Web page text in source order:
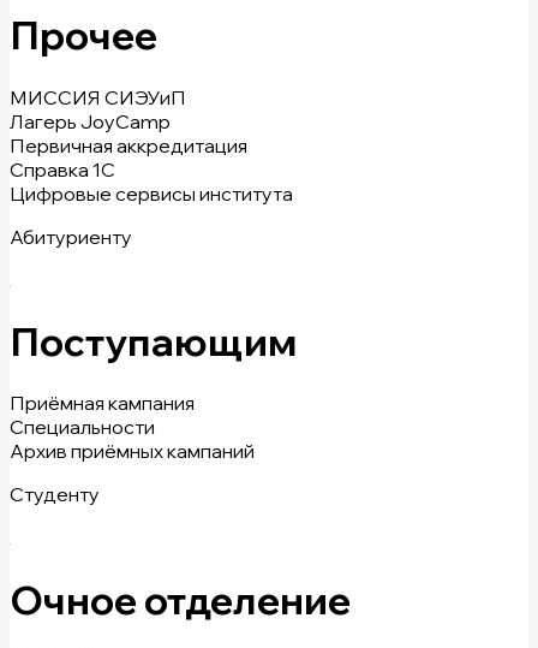
Прочее
МИССИЯ СИЭУиП
Лагерь JoyCamp
Первичная аккредитация
Справка 1С
Цифровые сервисы института
Абитуриенту
Поступающим
Приёмная кампания
Специальности
Архив приёмных кампаний
Студенту
Очное отделение